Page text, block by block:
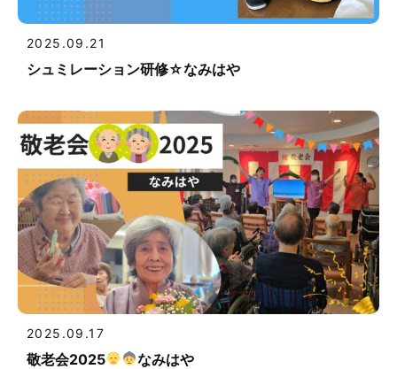
2025.09.21
シュミレーション研修☆なみはや
2025.09.17
敬老会2025 なみはや